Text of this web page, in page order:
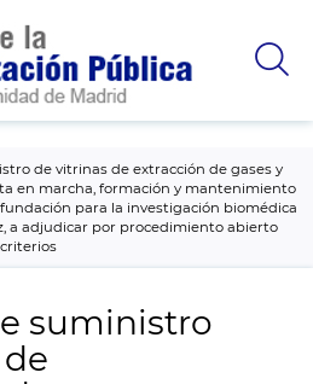
de vitrinas de extracción de gases y
en marcha, formación y mantenimiento
para la investigación biomédica
a adjudicar por procedimiento abierto
suministro